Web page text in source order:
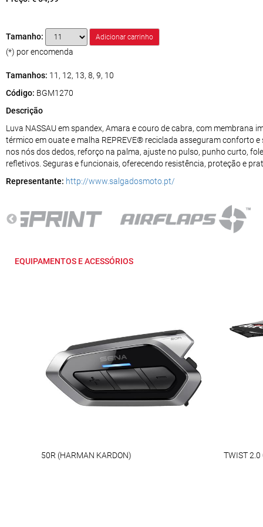
Tamanho:
(*) por encomenda
Tamanhos: 11, 12, 13, 8, 9, 10
Código: BGM1270
Descrição
Luva NASSAU em spandex, Amara e couro de cabra, com membrana
térmico em ouate e malha REPREVE® reciclada asseguram conforto
nos nós dos dedos, reforço na palma, ajuste no pulso, punho curto,
refletivos. Seguras e funcionais, oferecendo resistência, proteção e
Representante: http://www.salgadosmoto.pt/
EQUIPAMENTOS E ACESSÓRIOS
50R (HARMAN KARDON) TWIST 2.0